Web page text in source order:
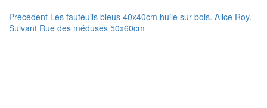
Navigation
de
Précédent Article
précédent :
Les fauteuils bleus 40x40cm huile sur bois. Alice Roy.
Suivant Article
Rue des méduses 50x60cm